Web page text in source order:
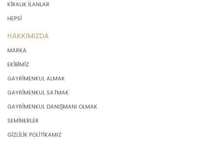
KİRALIK İLANLAR
HEPSİ
HAKKIMIZDA
MARKA
EKİBİMİZ
GAYRİMENKUL ALMAK
GAYRİMENKUL SATMAK
GAYRİMENKUL DANIŞMANI OLMAK
SEMİNERLER
GİZLİLİK POLİTİKAMIZ